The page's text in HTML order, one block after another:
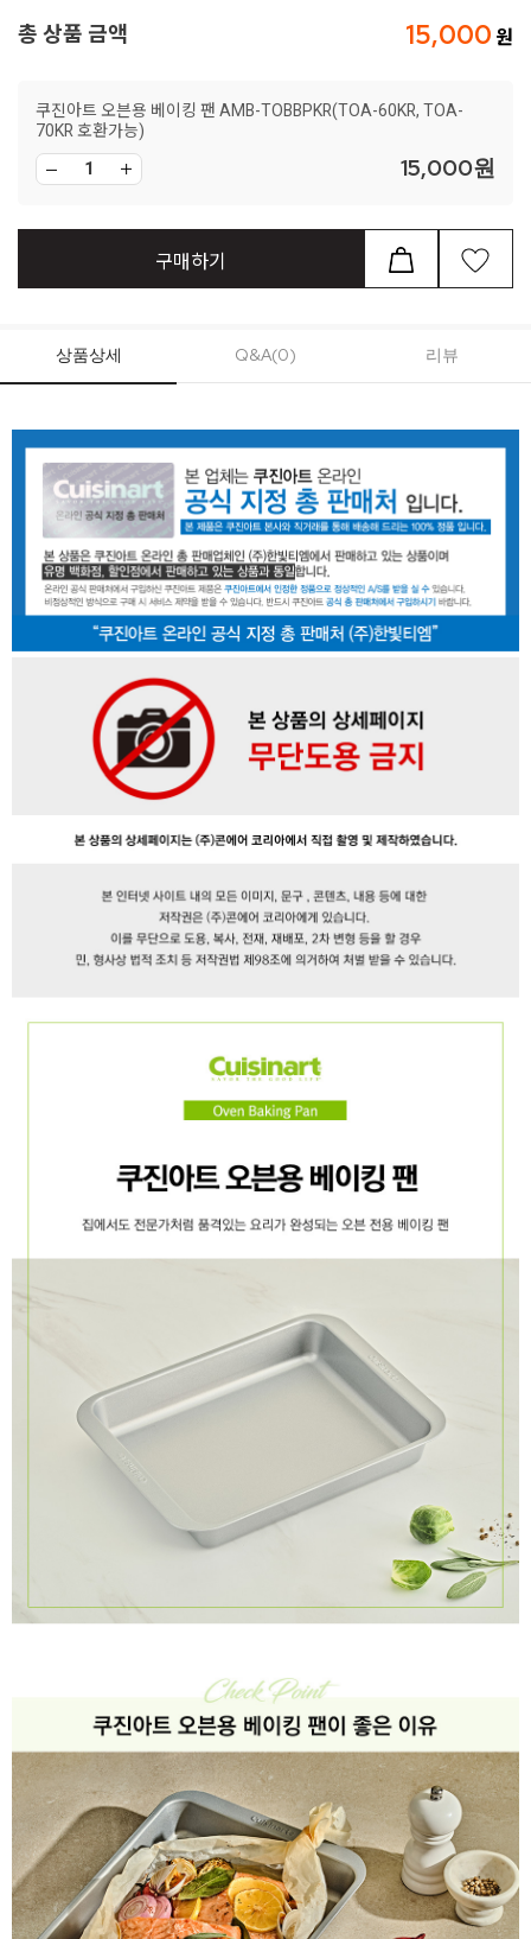
총 상품 금액 15,000
쿠진아트 오븐용 베이킹 팬 AMB-TOBBPKR(TOA-60KR, TOA-
70KR 호환가능)
15,000원
구매하기
상품상세 Q&A(0) 리뷰